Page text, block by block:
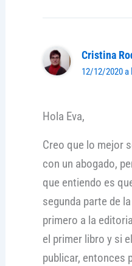
Cristina
12/12/2020 a
Hola Eva,
Creo que lo mejor
con un abogado,
que entiendo es
segunda parte de
primero a la
el primer libro y si
publicar, entonces